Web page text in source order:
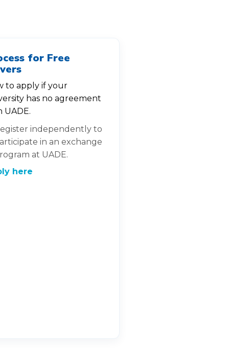
for Free
to apply if your
has no agreement
UADE.
independently to
in an exchange
at UADE.
here